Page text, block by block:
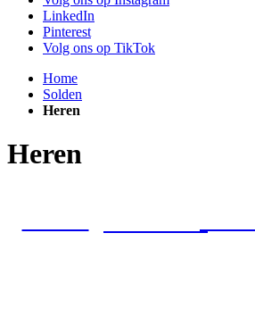
LinkedIn
Pinterest
Volg ons op TikTok
Home
Solden
Heren
Heren